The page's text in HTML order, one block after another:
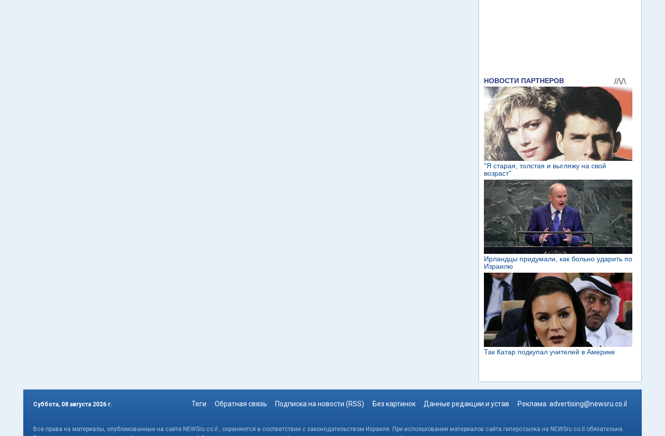
Суббота, 08 августа 2026 г. Теги Обратная связь Подписка на новости (RSS) Без картинок Данные редакции и устав Реклама: advertising@newsru.co.il
Все права на материалы, опубликованные на сайте NEWSru.co.il , охраняются в соответствии с законодательством Израиля. При использовании материалов сайта гиперссылка на NEWSru.co.il обязательна.